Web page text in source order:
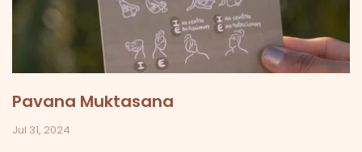
Pavana Muktasana
Jul 31, 2024